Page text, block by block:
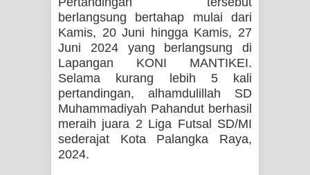
berlangsung bertahap mulai dari
Kamis, 20 Juni hingga Kamis, 27
Juni 2024 yang berlangsung di
Lapangan KONI MANTIKEI.
Selama kurang lebih 5 kali
pertandingan, alhamdulillah SD
Muhammadiyah Pahandut berhasil
meraih juara 2 Liga Futsal SD/MI
sederajat Kota Palangka Raya,
2024.